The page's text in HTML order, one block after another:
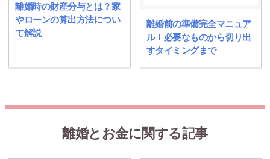
離婚時の財産分与とは？家
やローンの算出方法につい
て解説
離婚前の準備完全マニュア
ル！必要なものから切り出
すタイミングまで
離婚とお金に関する記事